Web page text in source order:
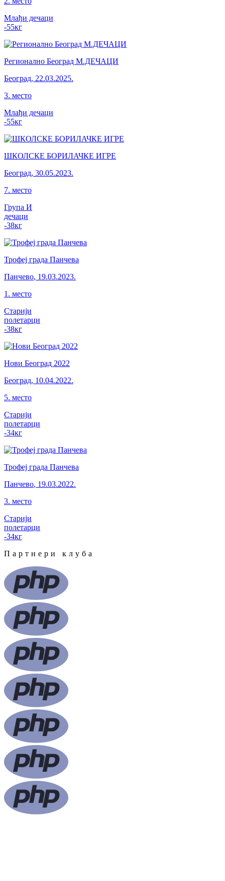
Млађи дечаци
-55кг
Регионално Београд М.ДЕЧАЦИ
Београд, 22.03.2025.
3. место
Млађи дечаци
-55кг
ШКОЛСКЕ БОРИЛАЧКЕ ИГРЕ
Београд, 30.05.2023.
7. место
Група И
дечаци
-38кг
Трофеј града Панчева
Панчево, 19.03.2023.
1 . место
Старији
полетарци
-38кг
Нови Београд 2022
Београд, 10.04.2022.
5. место
Старији
полетарци
-34кг
Трофеј града Панчева
Панчево, 19.03.2022.
3. место
Старији
полетарци
-34кг
Партнери клуба